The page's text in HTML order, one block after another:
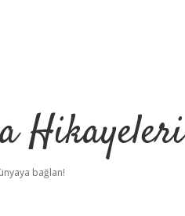
Hikayeleri
bağlan!